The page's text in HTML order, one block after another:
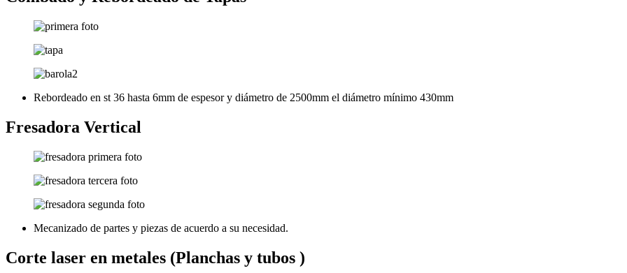
Rebordeado en st 36 hasta 6mm de espesor y diámetro de 2500mm el diámetro mínimo 430mm
Fresadora Vertical
Mecanizado de partes y piezas de acuerdo a su necesidad.
Corte laser en metales (Planchas y tubos )